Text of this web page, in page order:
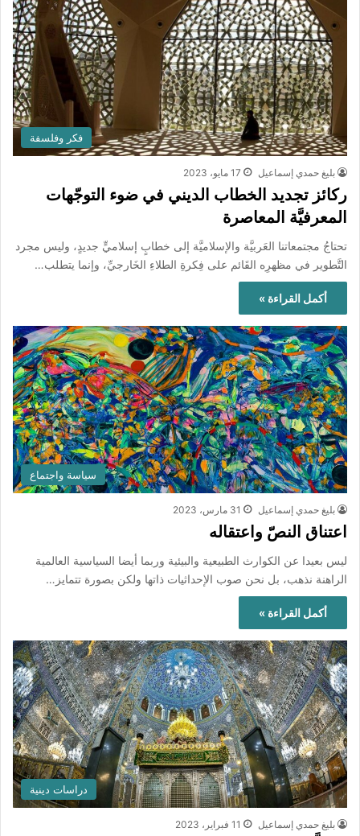
فكر وفلسفة
بليغ حمدي إسماعيل 17 مايو، 2023
ركائز تجديد الخطاب الديني في ضوء التوجّهات
المعرفيَّة المعاصرة
تحتاجُ مجتمعاتنا العَربيَّة والإسلاميَّة إلى خطابٍ إسلاميٍّ جديدٍ، وليس مجرد
التَّطوير في مظهرِه القَائم على فِكرةِ الطلاءِ الخَارجيِّ، وإنما يتطلب…
أكمل القراءة »
سياسة واجتماع
بليغ حمدي إسماعيل 31 مارس، 2023
اعتناق النصّ واعتقاله
ليس بعيدا عن الكوارث الطبيعية والبيئية وربما أيضا السياسية العالمية
الراهنة نذهب، بل نحن صوب الإحداثيات ذاتها ولكن بصورة تتمايز…
أكمل القراءة »
دراسات دينية
بليغ حمدي إسماعيل 11 فبراير، 2023